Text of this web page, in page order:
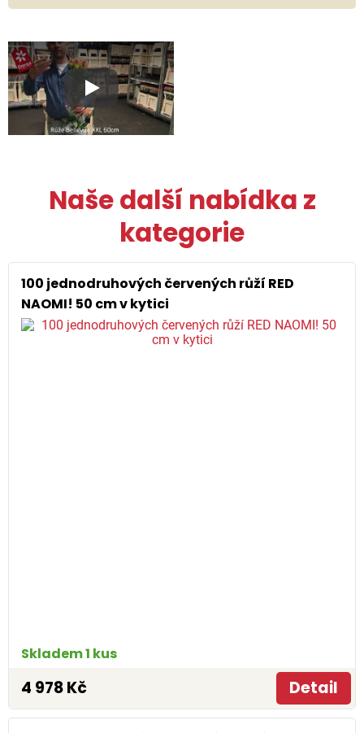
Play
Naše další nabídka z
kategorie
100 jednodruhových červených růží RED
NAOMI! 50 cm v kytici
Skladem 1 kus
4 978 Kč Detail